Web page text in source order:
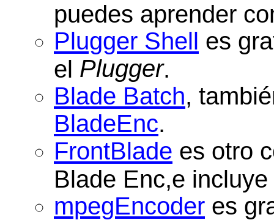
puedes aprender
Plugger Shell es
el Plugger.
Blade Batch,
BladeEnc.
FrontBlade es otro
Blade Enc,e
mpegEncoder es